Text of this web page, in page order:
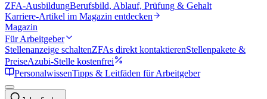
ZFA-AusbildungBerufsbild, Ablauf, Prüfung & Gehalt
Karriere-Artikel im Magazin entdecken
Magazin
Für Arbeitgeber
Stellenanzeige schaltenZFAs direkt kontaktierenStellenpakete &
PreiseAzubi-Stelle kostenfrei
PersonalwissenTipps & Leitfäden für Arbeitgeber